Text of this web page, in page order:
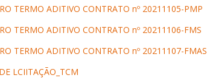
TERMO ADITIVO CONTRATO nº 20211105-PMP
TERMO ADITIVO CONTRATO nº 20211106-FMS
TERMO ADITIVO CONTRATO nº 20211107-FMAS
LCIITAÇÃO_TCM